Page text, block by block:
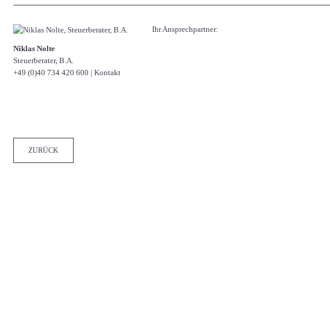
Ihr Ansprechpartner:
Niklas Nolte
Steuerberater, B.A.
+49 (0)40 734 420 600 | Kontakt
ZURÜCK